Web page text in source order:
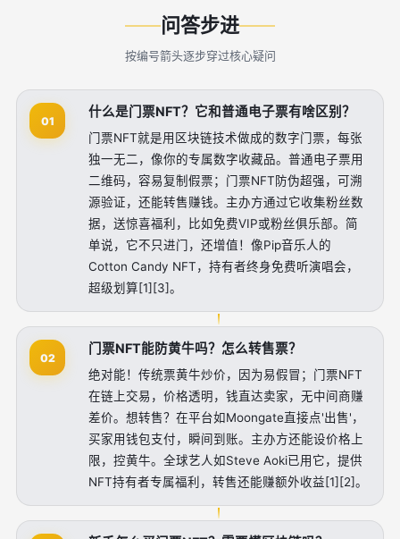
问答步进
按编号箭头逐步穿过核心疑问
01
什么是门票NFT？它和普通电子票有啥区别？
门票NFT就是用区块链技术做成的数字门票，每张
独一无二，像你的专属数字收藏品。普通电子票用
二维码，容易复制假票；门票NFT防伪超强，可溯
源验证，还能转售赚钱。主办方通过它收集粉丝数
据，送惊喜福利，比如免费VIP或粉丝俱乐部。简
单说，它不只进门，还增值！像Pip音乐人的
Cotton Candy NFT，持有者终身免费听演唱会，
超级划算[1][3]。
02
门票NFT能防黄牛吗？怎么转售票？
绝对能！传统票黄牛炒价，因为易假冒；门票NFT
在链上交易，价格透明，钱直达卖家，无中间商赚
差价。想转售？在平台如Moongate直接点'出售'，
买家用钱包支付，瞬间到账。主办方还能设价格上
限，控黄牛。全球艺人如Steve Aoki已用它，提供
NFT持有者专属福利，转售还能赚额外收益[1][2]。